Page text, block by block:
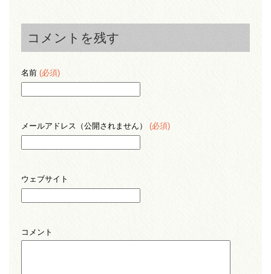
コメントを残す
名前 (必須)
メールアドレス（公開されません） (必須)
ウェブサイト
コメント